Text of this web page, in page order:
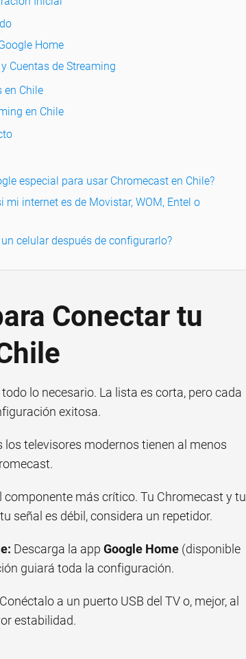
Home
Cuentas de Streaming
en Chile
en Chile
especial para usar Chromecast en Chile?
mi internet es de Movistar, WOM, Entel o
celular después de configurarlo?
Conectar tu
lo necesario. La lista es corta, pero cada
exitosa.
los televisores modernos tienen al menos
componente más crítico. Tu Chromecast y tu
señal es débil, considera un repetidor.
Descarga la app Google Home (disponible
guiará toda la configuración.
Conéctalo a un puerto USB del TV o, mejor, al
estabilidad.